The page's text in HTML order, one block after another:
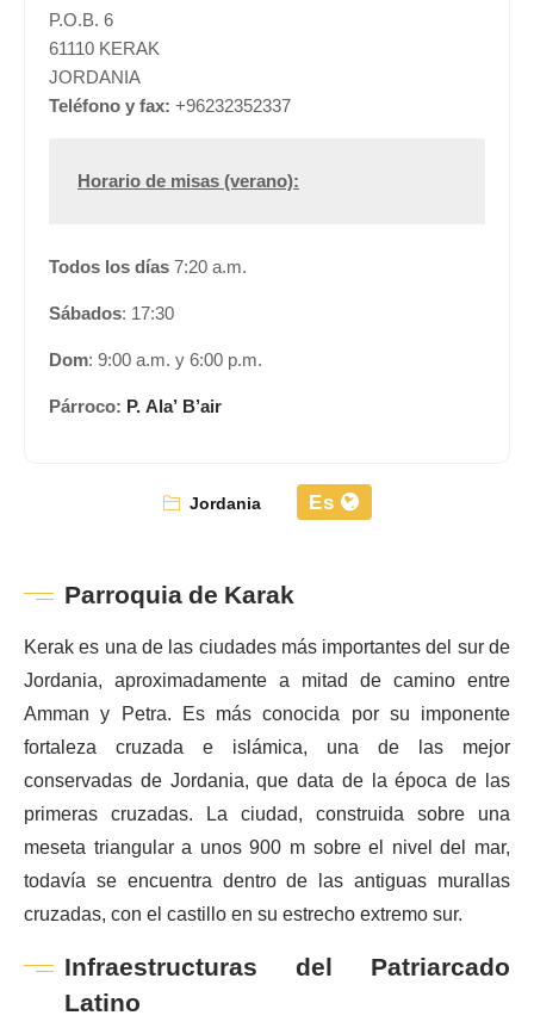
Jordania Es
Parroquia de Karak
Kerak es una de las ciudades más importantes del sur de
Jordania, aproximadamente a mitad de camino entre
Amman y Petra. Es más conocida por su imponente
fortaleza cruzada e islámica, una de las mejor
conservadas de Jordania, que data de la época de las
primeras cruzadas. La ciudad, construida sobre una
meseta triangular a unos 900 m sobre el nivel del mar,
todavía se encuentra dentro de las antiguas murallas
cruzadas, con el castillo en su estrecho extremo sur.
Infraestructuras del Patriarcado
Latino
P.O.B. 6
61110 KERAK
JORDANIA
Teléfono y fax:+96232352337
Horario de misas (verano):
Todos los días7:20 a.m.
Sábados: 17:30
Dom: 9:00 a.m. y 6:00 p.m.
Párroco:P. Ala’ B’air